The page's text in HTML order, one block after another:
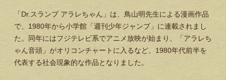
「Dr.スランプ アラレちゃん」は、鳥山明先生による漫画作品
で、1980年から小学館「週刊少年ジャンプ」に連載されまし
た。同年にはフジテレビ系でアニメ放映が始まり、「アラレち
ゃん音頭」がオリコンチャートに入るなど、1980年代前半を
代表する社会現象的な作品となりました。